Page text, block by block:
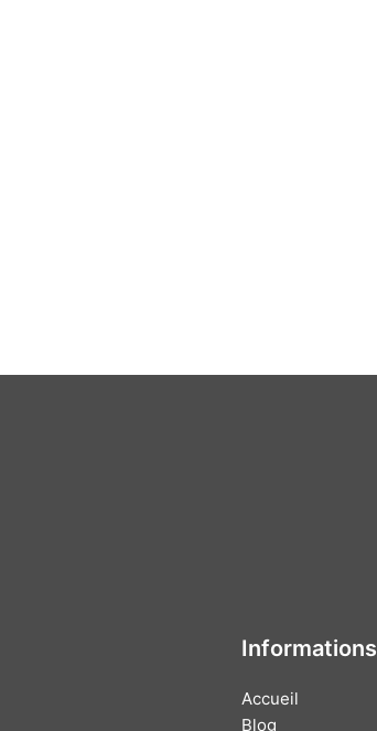
Informations
Accueil
Blog